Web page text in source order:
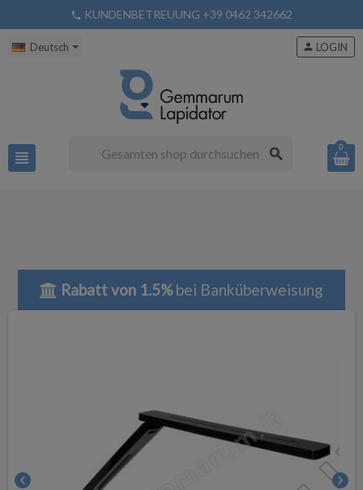
phone KUNDENBETREUUNG +39 0462 342662
Deutsch
view_headline search
person LOGIN
0
Rabatt von 1.5%bei Banküberweisung
chevron_left chevron_right